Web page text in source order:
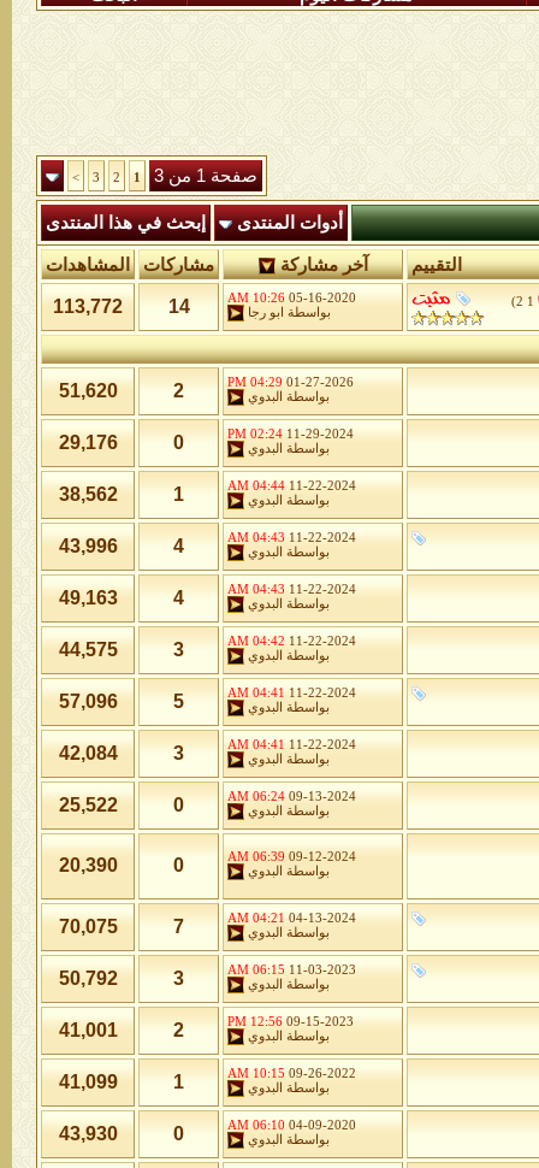
صفحة 1 من 3 1
2
3
>
أدوات المنتدى إبحث في هذا المنتدى
التقييم آخر مشاركة مشاركات المشاهدات
1
2
)
05-16-2020
10:26 AM
بواسطة
ابو رجا 14
113,772
01-27-2026
04:29 PM
بواسطة
البدوي 2
51,620
11-29-2024
02:24 PM
بواسطة
البدوي 0
29,176
11-22-2024
04:44 AM
بواسطة
البدوي 1
38,562
11-22-2024
04:43 AM
بواسطة
البدوي 4
43,996
11-22-2024
04:43 AM
بواسطة
البدوي 4
49,163
11-22-2024
04:42 AM
بواسطة
البدوي 3
44,575
11-22-2024
04:41 AM
بواسطة
البدوي 5
57,096
11-22-2024
04:41 AM
بواسطة
البدوي 3
42,084
09-13-2024
06:24 AM
بواسطة
البدوي 0
25,522
09-12-2024
06:39 AM
بواسطة
البدوي 0
20,390
04-13-2024
04:21 AM
بواسطة
البدوي 7
70,075
11-03-2023
06:15 AM
بواسطة
البدوي 3
50,792
09-15-2023
12:56 PM
بواسطة
البدوي 2
41,001
09-26-2022
10:15 AM
بواسطة
البدوي 1
41,099
04-09-2020
06:10 AM
بواسطة
البدوي 0
43,930